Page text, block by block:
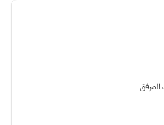
المرفق